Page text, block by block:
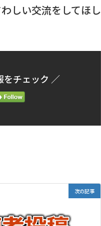
しい交流をしてほし
をチェック ／
次の記事